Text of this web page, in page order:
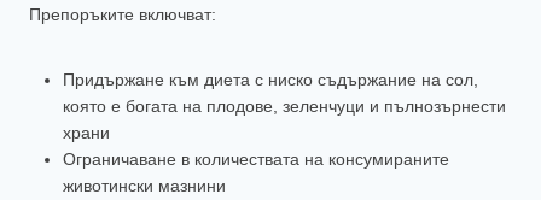
Препоръките включват:
Придържане към диета с ниско съдържание на сол,
която е богата на плодове, зеленчуци и пълнозърнести
храни
Ограничаване в количествата на консумираните
животински мазнини